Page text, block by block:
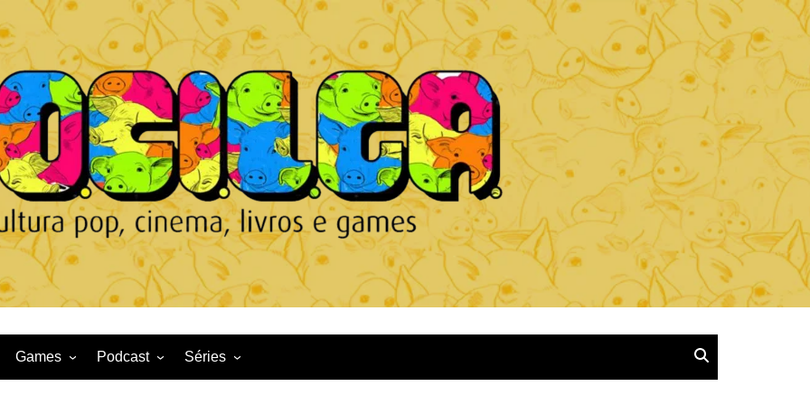
Games Podcast Séries